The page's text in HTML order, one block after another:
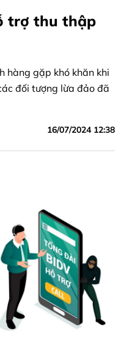
trợ thu thập
hàng gặp khó khăn khi
đối tượng lừa đảo đã
16/07/2024 12:38